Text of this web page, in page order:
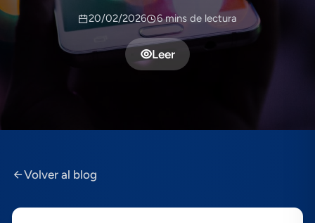
20/02/2026 6 mins de lectura
Leer
Volver al blog